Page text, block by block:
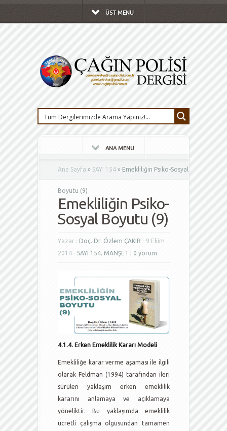
ÜST MENU
ANA MENU
Ana Sayfa » SAYI 154 » Emekliliğin Psiko-Sosyal
Boyutu (9)
Emekliliğin Psiko-
Sosyal Boyutu (9)
Yazar : Doç. Dr. Özlem ÇAKIR - 9 Ekim
2014 - SAYI 154, MANŞET 0 yorum
4.1.4. Erken Emeklilik Kararı Modeli
Emekliliğe karar verme aşaması ile ilgili
olarak Feldman (1994) tarafından ileri
sürülen yaklaşım erken emeklilik
kararını anlamaya ve açıklamaya
yöneliktir. Bu yaklaşımda emeklilik
ücretli çalışma olgusundan tamamen